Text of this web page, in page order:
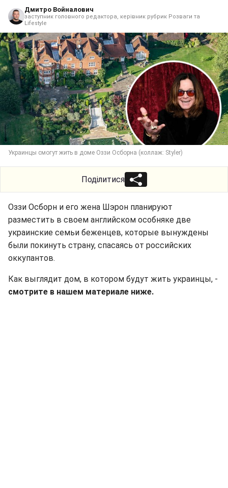
Дмитро Войналович
заступник головного редактора, керівник рубрик Розваги та
Lifestyle
Украинцы смогут жить в доме Оззи Осборна (коллаж: Styler)
Поділитися
Оззи Осборн и его жена Шэрон планируют
разместить в своем английском особняке две
украинские семьи беженцев, которые вынуждены
были покинуть страну, спасаясь от российских
оккупантов.
Как выглядит дом, в котором будут жить украинцы, -
смотрите в нашем материале ниже.